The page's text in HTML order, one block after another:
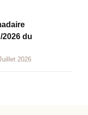
du
2026